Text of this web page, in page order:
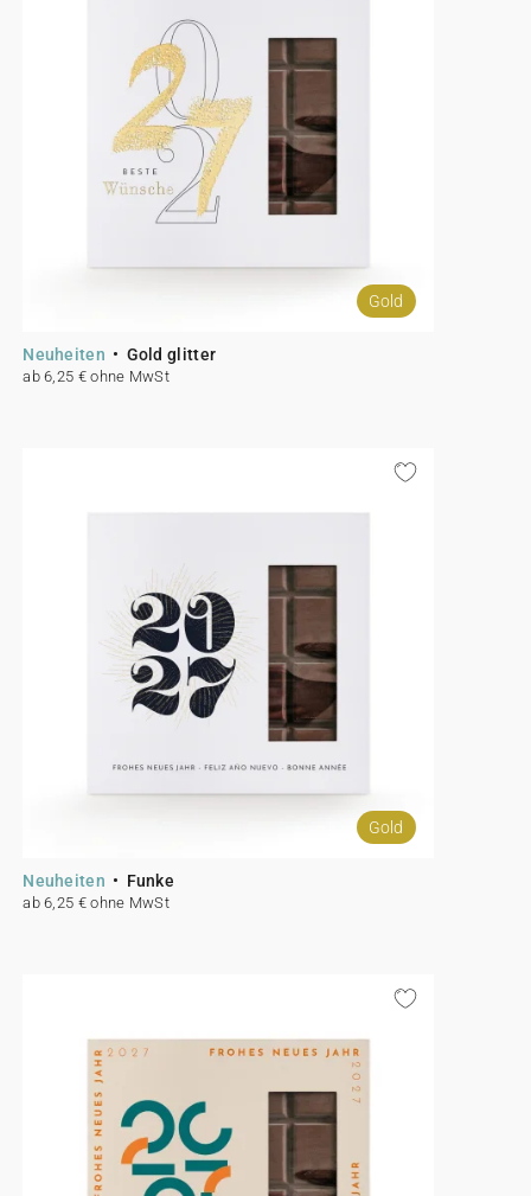
Gold
Neuheiten Gold glitter
ab 6,25 € ohne MwSt
Gold
Neuheiten Funke
ab 6,25 € ohne MwSt